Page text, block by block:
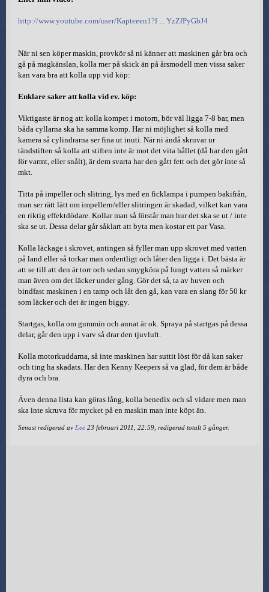
http://www.youtube.com/user/Kapteeen1?f ... YzZfPyGbJ4
När ni sen köper maskin, provkör så ni känner att maskinen går bra och
gå på magkänslan, kolla mer på skick än på årsmodell men vissa saker
kan vara bra att kolla upp vid köp:
Enklare saker att kolla vid ev. köp:
Viktigaste är nog att kolla kompet i motorn, bör väl ligga 7-8 bar, men
båda cyllarna ska ha samma komp. Har ni möjlighet så kolla med
kamera så cylindrarna ser fina ut inuti. När ni ändå skruvar ur
tändstiften så kolla att stiften inte är mot det vita hållet (då har den gått
för varmt, eller snålt), är dem svarta har den gått fett och det gör inte så
mkt.
Titta på impeller och slitring, lys med en ficklampa i pumpen bakifrån,
man ser rätt lätt om impellern/eller slitringen är skadad, vilket kan vara
en riktig effektdödare. Kollar man så förstår man hur det ska se ut / inte
ska se ut. Dessa delar går såklart att byta men kostar ett par Vasa.
Kolla läckage i skrovet, antingen så fyller man upp skrovet med vatten
på land eller så torkar man ordentligt och låter den ligga i. Det bästa är
att se till att den är torr och sedan smygköra på lungt vatten så märker
man även om det läcker under gång. Gör det så, ta av huven och
bindfast maskinen i en tamp och låt den gå, kan vara en slang för 50 kr
som läcker och det är ingen biggy.
Startgas, kolla om gummin och annat är ok. Spraya på startgas på dessa
delar, går den upp i varv så drar den tjuvluft.
Kolla motorkuddarna, så inte maskinen har suttit löst för då kan saker
och ting ha skadats. Har den Kenny Keepers så va glad, för dem är både
dyra och bra.
Även denna lista kan göras lång, kolla benedix och så vidare men man
ska inte skruva för mycket på en maskin man inte köpt än.
Senast redigerad av Eee 23 februari 2011, 22:59, redigerad totalt 5 gånger.